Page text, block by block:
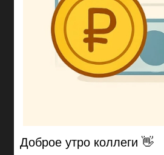
Доброе утро коллеги 👋